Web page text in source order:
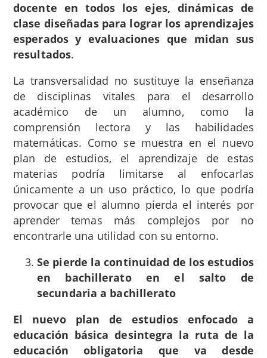
docente en todos los ejes, dinámicas de
clase diseñadas para lograr los aprendizajes
esperados y evaluaciones que midan sus
resultados.
La transversalidad no sustituye la enseñanza
de disciplinas vitales para el desarrollo
académico de un alumno, como la
comprensión lectora y las habilidades
matemáticas. Como se muestra en el nuevo
plan de estudios, el aprendizaje de estas
materias podría limitarse al enfocarlas
únicamente a un uso práctico, lo que podría
provocar que el alumno pierda el interés por
aprender temas más complejos por no
encontrarle una utilidad con su entorno.
Se pierde la continuidad de los estudios
en bachillerato en el salto de
secundaria a bachillerato
El nuevo plan de estudios enfocado a
educación básica desintegra la ruta de la
educación obligatoria que va desde